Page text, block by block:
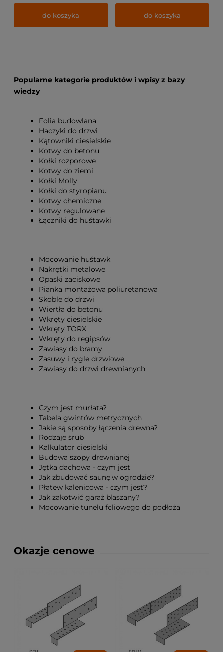
do koszyka do koszyka
Popularne kategorie produktów i wpisy z bazy
wiedzy
Folia budowlana
Haczyki do drzwi
Kątowniki ciesielskie
Kotwy do betonu
Kołki rozporowe
Kotwy do ziemi
Kołki Molly
Kołki do styropianu
Kotwy chemiczne
Kotwy regulowane
Łączniki do huśtawki
Mocowanie huśtawki
Nakrętki metalowe
Opaski zaciskowe
Pianka montażowa poliuretanowa
Skoble do drzwi
Wiertła do betonu
Wkręty ciesielskie
Wkręty TORX
Wkręty do regipsów
Zawiasy do bramy
Zasuwy i rygle drzwiowe
Zawiasy do drzwi drewnianych
Czym jest murłata?
Tabela gwintów metrycznych
Jakie są sposoby łączenia drewna?
Rodzaje śrub
Kalkulator ciesielski
Budowa szopy drewnianej
Jętka dachowa - czym jest
Jak zbudować saunę w ogrodzie?
Płatew kalenicowa - czym jest?
Jak zakotwić garaż blaszany?
Mocowanie tunelu foliowego do podłoża
Okazje cenowe